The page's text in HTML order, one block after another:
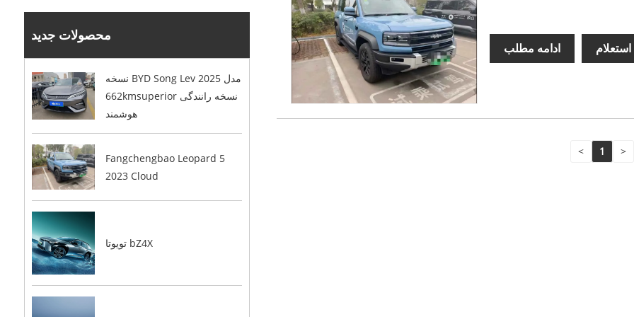
محصولات جدید
نسخه BYD Song Lev 2025 مدل
662kmsuperior نسخه رانندگی
هوشمند
Fangchengbao Leopard 5
2023 Cloud
تویوتا bZ4X
ادامه مطلب
< 1 >